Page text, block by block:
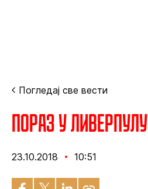
Погледај све вести
Пораз у Ливерпулу
23.10.2018 10:51